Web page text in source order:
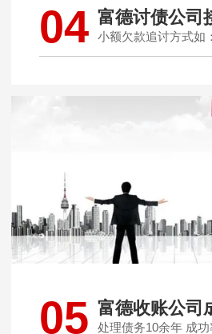
04 富德讨债公司
小额欠款追讨方式如
05 富德收账公司
处理债务10余年 成